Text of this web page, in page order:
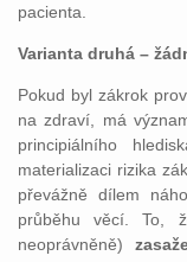
pacienta.
Varianta druhá –
Pokud byl zákrok
na zdraví, má
principiálního
materializaci rizika
převážně dílem
průběhu věcí. To,
neoprávněně)